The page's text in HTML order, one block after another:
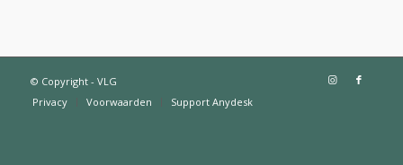
© Copyright - VLG
Privacy
Voorwaarden Support Anydesk